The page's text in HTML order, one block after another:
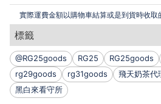
實際運費金額以購物車結算或是到貨時收取
標籤
@RG25goods RG25 RG25goods
rg29goods
rg31goods 飛天奶茶代
黑白來看守所